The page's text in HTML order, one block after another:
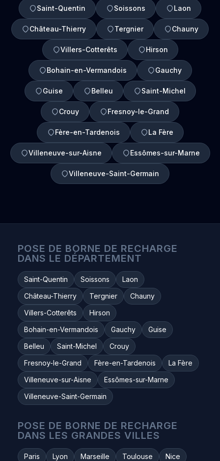
Saint-Quentin Soissons Laon
Château-Thierry Tergnier Chauny
Villers-Cotterêts Hirson
Bohain-en-Vermandois Gauchy
Guise Belleu Saint-Michel
Crouy Fresnoy-le-Grand
Fère-en-Tardenois La Fère
Villeneuve-sur-Aisne Essômes-sur-Marne
Villeneuve-Saint-Germain
POSE DE BORNE DE RECHARGE
DANS LE DÉPARTEMENT
Saint-Quentin Soissons
Laon
Château-Thierry
Tergnier
Chauny
Villers-Cotterêts
Hirson
Bohain-en-Vermandois
Gauchy
Guise
Belleu
Saint-Michel
Crouy
Fresnoy-le-Grand
Fère-en-Tardenois
La Fère
Villeneuve-sur-Aisne
Essômes-sur-Marne
Villeneuve-Saint-Germain
POSE DE BORNE DE RECHARGE
DANS LES GRANDES VILLES
Paris Lyon Marseille Toulouse
Nice